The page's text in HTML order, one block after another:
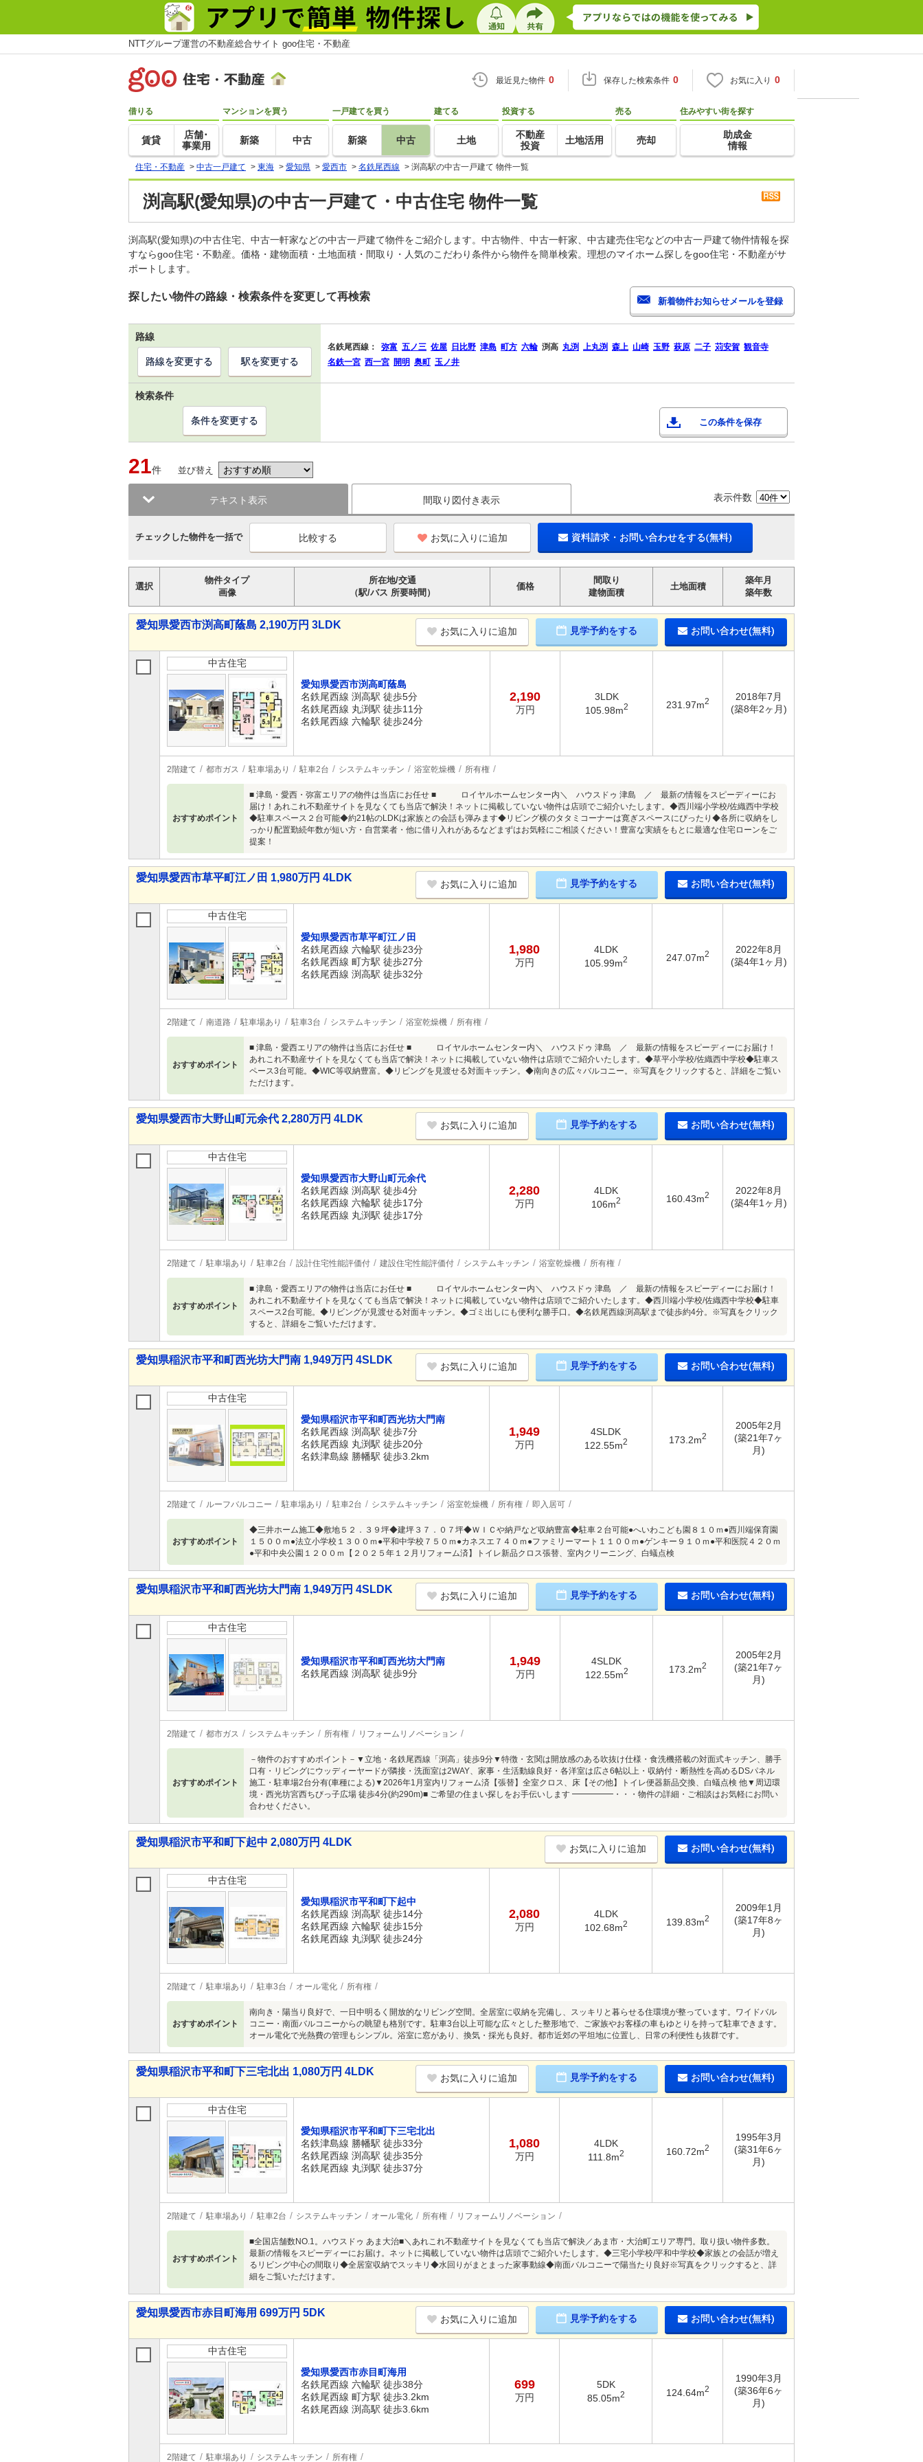
NTTグループ運営の不動産総合サイト goo住宅・不動産
最近見た物件 0 保存した検索条件 0 お気に入り 0
借りる
賃貸
店舗･
事業用
マンションを買う
新築 中古
一戸建てを買う
新築 中古
建てる
土地
投資する
不動産
投資
土地活用
売る
売却
住みやすい街を探す
助成金
情報
住宅・不動産 > 中古一戸建て > 東海 > 愛知県 > 愛西市 > 名鉄尾西線 > 渕高駅の中古一戸建て 物件一覧
渕高駅(愛知県)の中古一戸建て・中古住宅 物件一覧
渕高駅(愛知県)の中古住宅、中古一軒家などの中古一戸建て物件をご紹介します。中古物件、中古一軒家、中古建売住宅などの中古一戸建て物件情報を探
すならgoo住宅・不動産。価格・建物面積・土地面積・間取り・人気のこだわり条件から物件を簡単検索。理想のマイホーム探しをgoo住宅・不動産がサ
ポートします。
探したい物件の路線・検索条件を変更して再検索
路線
名鉄尾西線： 弥富 五ノ三 佐屋 日比野 津島 町方 六輪 渕高 丸渕 上丸渕 森上 山崎 玉野 萩原 二子 苅安賀 観音寺
名鉄一宮 西一宮 開明 奥町 玉ノ井
路線を変更する 駅を変更する
検索条件
この条件を保存
条件を変更する
21件 並び替え
テキスト表示 間取り図付き表示 表示件数
チェックした物件を一括で お気に入りに追加 資料請求・お問い合わせをする(無料)
選択
物件タイプ
画像
所在地/交通
（駅/バス 所要時間）
価格
間取り
建物面積
土地面積
築年月
築年数
愛知県愛西市渕高町蔭島 2,190万円 3LDK
お気に入りに追加 見学予約をする お問い合わせ(無料)
中古住宅
愛知県愛西市渕高町蔭島
名鉄尾西線 渕高駅 徒歩5分
名鉄尾西線 丸渕駅 徒歩11分
名鉄尾西線 六輪駅 徒歩24分
2,190
万円
3LDK
105.98m2 231.97m2
2018年7月
(築8年2ヶ月)
2階建て 都市ガス 駐車場あり 駐車2台 システムキッチン 浴室乾燥機 所有権
おすすめポイント
■ 津島・愛西・弥富エリアの物件は当店にお任せ ■ ロイヤルホームセンター内＼ ハウスドゥ 津島 ／ 最新の情報をスピーディーにお
届け！あれこれ不動産サイトを見なくても当店で解決！ネットに掲載していない物件は店頭でご紹介いたします。◆西川端小学校/佐織西中学校
◆駐車スペース２台可能◆約21帖のLDKは家族との会話も弾みます◆リビング横のタタミコーナーは寛ぎスペースにぴったり◆各所に収納をし
っかり配置勤続年数が短い方・自営業者・他に借り入れがあるなどまずはお気軽にご相談ください！豊富な実績をもとに最適な住宅ローンをご
提案！
愛知県愛西市草平町江ノ田 1,980万円 4LDK
お気に入りに追加 見学予約をする お問い合わせ(無料)
中古住宅
愛知県愛西市草平町江ノ田
名鉄尾西線 六輪駅 徒歩23分
名鉄尾西線 町方駅 徒歩27分
名鉄尾西線 渕高駅 徒歩32分
1,980
万円
4LDK
105.99m2 247.07m2
2022年8月
(築4年1ヶ月)
2階建て 南道路 駐車場あり 駐車3台 システムキッチン 浴室乾燥機 所有権
おすすめポイント
■ 津島・愛西エリアの物件は当店にお任せ ■ ロイヤルホームセンター内＼ ハウスドゥ 津島 ／ 最新の情報をスピーディーにお届け！
あれこれ不動産サイトを見なくても当店で解決！ネットに掲載していない物件は店頭でご紹介いたします。◆草平小学校/佐織西中学校◆駐車ス
ペース3台可能。◆WIC等収納豊富。◆リビングを見渡せる対面キッチン。◆南向きの広々バルコニー。※写真をクリックすると、詳細をご覧い
ただけます。
愛知県愛西市大野山町元余代 2,280万円 4LDK
お気に入りに追加 見学予約をする お問い合わせ(無料)
中古住宅
愛知県愛西市大野山町元余代
名鉄尾西線 渕高駅 徒歩4分
名鉄尾西線 六輪駅 徒歩17分
名鉄尾西線 丸渕駅 徒歩17分
2,280
万円
4LDK
106m2 160.43m2
2022年8月
(築4年1ヶ月)
2階建て 駐車場あり 駐車2台 設計住宅性能評価付 建設住宅性能評価付 システムキッチン 浴室乾燥機 所有権
おすすめポイント
■ 津島・愛西エリアの物件は当店にお任せ ■ ロイヤルホームセンター内＼ ハウスドゥ 津島 ／ 最新の情報をスピーディーにお届け！
あれこれ不動産サイトを見なくても当店で解決！ネットに掲載していない物件は店頭でご紹介いたします。◆西川端小学校/佐織西中学校◆駐車
スペース2台可能。◆リビングが見渡せる対面キッチン。◆ゴミ出しにも便利な勝手口。◆名鉄尾西線渕高駅まで徒歩約4分。※写真をクリック
すると、詳細をご覧いただけます。
愛知県稲沢市平和町西光坊大門南 1,949万円 4SLDK
お気に入りに追加 見学予約をする お問い合わせ(無料)
中古住宅
愛知県稲沢市平和町西光坊大門南
名鉄尾西線 渕高駅 徒歩7分
名鉄尾西線 丸渕駅 徒歩20分
名鉄津島線 勝幡駅 徒歩3.2km
1,949
万円
4SLDK
122.55m2 173.2m2
2005年2月
(築21年7ヶ
月)
2階建て ルーフバルコニー 駐車場あり 駐車2台 システムキッチン 浴室乾燥機 所有権 即入居可
おすすめポイント
◆三井ホーム施工◆敷地５２．３９坪◆建坪３７．０７坪◆ＷＩＣや納戸など収納豊富◆駐車２台可能●へいわこども園８１０ｍ●西川端保育園
１５００ｍ●法立小学校１３００ｍ●平和中学校７５０ｍ●カネスエ７４０ｍ●ファミリーマート１１００ｍ●ゲンキー９１０ｍ●平和医院４２０ｍ
●平和中央公園１２００ｍ【２０２５年１２月リフォーム済】トイレ新品クロス張替、室内クリーニング、白蟻点検
愛知県稲沢市平和町西光坊大門南 1,949万円 4SLDK
お気に入りに追加 見学予約をする お問い合わせ(無料)
中古住宅
愛知県稲沢市平和町西光坊大門南
名鉄尾西線 渕高駅 徒歩9分
1,949
万円
4SLDK
122.55m2 173.2m2
2005年2月
(築21年7ヶ
月)
2階建て 都市ガス システムキッチン 所有権 リフォームリノベーション
おすすめポイント
－物件のおすすめポイント－▼立地・名鉄尾西線「渕高」徒歩9分▼特徴・玄関は開放感のある吹抜け仕様・食洗機搭載の対面式キッチン、勝手
口有・リビングにウッディーヤードが隣接・洗面室は2WAY、家事・生活動線良好・各洋室は広さ6帖以上・収納付・断熱性を高めるDSパネル
施工・駐車場2台分有(車種による)▼2026年1月室内リフォーム済【張替】全室クロス、床【その他】トイレ便器新品交換、白蟻点検 他▼周辺環
境・西光坊宮西ちびっ子広場 徒歩4分(約290m)■ ご希望の住まい探しをお手伝いします ━━━━━・・・物件の詳細・ご相談はお気軽にお問い
合わせください。
愛知県稲沢市平和町下起中 2,080万円 4LDK
お気に入りに追加 お問い合わせ(無料)
中古住宅
愛知県稲沢市平和町下起中
名鉄尾西線 渕高駅 徒歩14分
名鉄尾西線 六輪駅 徒歩15分
名鉄尾西線 丸渕駅 徒歩24分
2,080
万円
4LDK
102.68m2 139.83m2
2009年1月
(築17年8ヶ
月)
2階建て 駐車場あり 駐車3台 オール電化 所有権
おすすめポイント
南向き・陽当り良好で、一日中明るく開放的なリビング空間。全居室に収納を完備し、スッキリと暮らせる住環境が整っています。ワイドバル
コニー・南面バルコニーからの眺望も格別です。駐車3台以上可能な広々とした整形地で、ご家族やお客様の車もゆとりを持って駐車できます。
オール電化で光熱費の管理もシンプル。浴室に窓があり、換気・採光も良好。都市近郊の平坦地に位置し、日常の利便性も抜群です。
愛知県稲沢市平和町下三宅北出 1,080万円 4LDK
お気に入りに追加 見学予約をする お問い合わせ(無料)
中古住宅
愛知県稲沢市平和町下三宅北出
名鉄津島線 勝幡駅 徒歩33分
名鉄尾西線 渕高駅 徒歩35分
名鉄尾西線 丸渕駅 徒歩37分
1,080
万円
4LDK
111.8m2 160.72m2
1995年3月
(築31年6ヶ
月)
2階建て 駐車場あり 駐車2台 システムキッチン オール電化 所有権 リフォームリノベーション
おすすめポイント
■全国店舗数NO.1。ハウスドゥ あま大治■＼あれこれ不動産サイトを見なくても当店で解決／あま市・大治町エリア専門。取り扱い物件多数。
最新の情報をスピーディーにお届け。ネットに掲載していない物件は店頭でご紹介いたします。◆三宅小学校/平和中学校◆家族との会話が増え
るリビング中心の間取り◆全居室収納でスッキリ◆水回りがまとまった家事動線◆南面バルコニーで陽当たり良好※写真をクリックすると、詳
細をご覧いただけます。
愛知県愛西市赤目町海用 699万円 5DK
お気に入りに追加 見学予約をする お問い合わせ(無料)
中古住宅
愛知県愛西市赤目町海用
名鉄尾西線 六輪駅 徒歩38分
名鉄尾西線 町方駅 徒歩3.2km
名鉄尾西線 渕高駅 徒歩3.6km
699
万円
5DK
85.05m2 124.64m2
1990年3月
(築36年6ヶ
月)
2階建て 駐車場あり システムキッチン 所有権